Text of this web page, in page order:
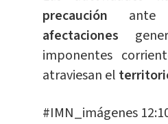
precaución
afectaciones
imponentes
atraviesan el
#IMN_imágenes